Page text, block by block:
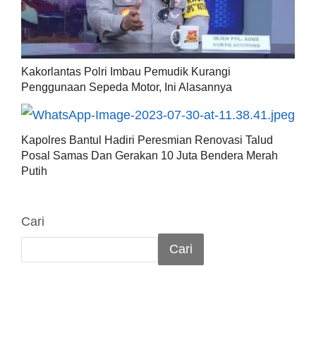
Kakorlantas Polri Imbau Pemudik Kurangi
Penggunaan Sepeda Motor, Ini Alasannya
Kapolres Bantul Hadiri Peresmian Renovasi Talud
Posal Samas Dan Gerakan 10 Juta Bendera Merah
Putih
Cari
Cari